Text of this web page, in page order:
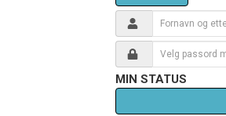
MIN STATUS